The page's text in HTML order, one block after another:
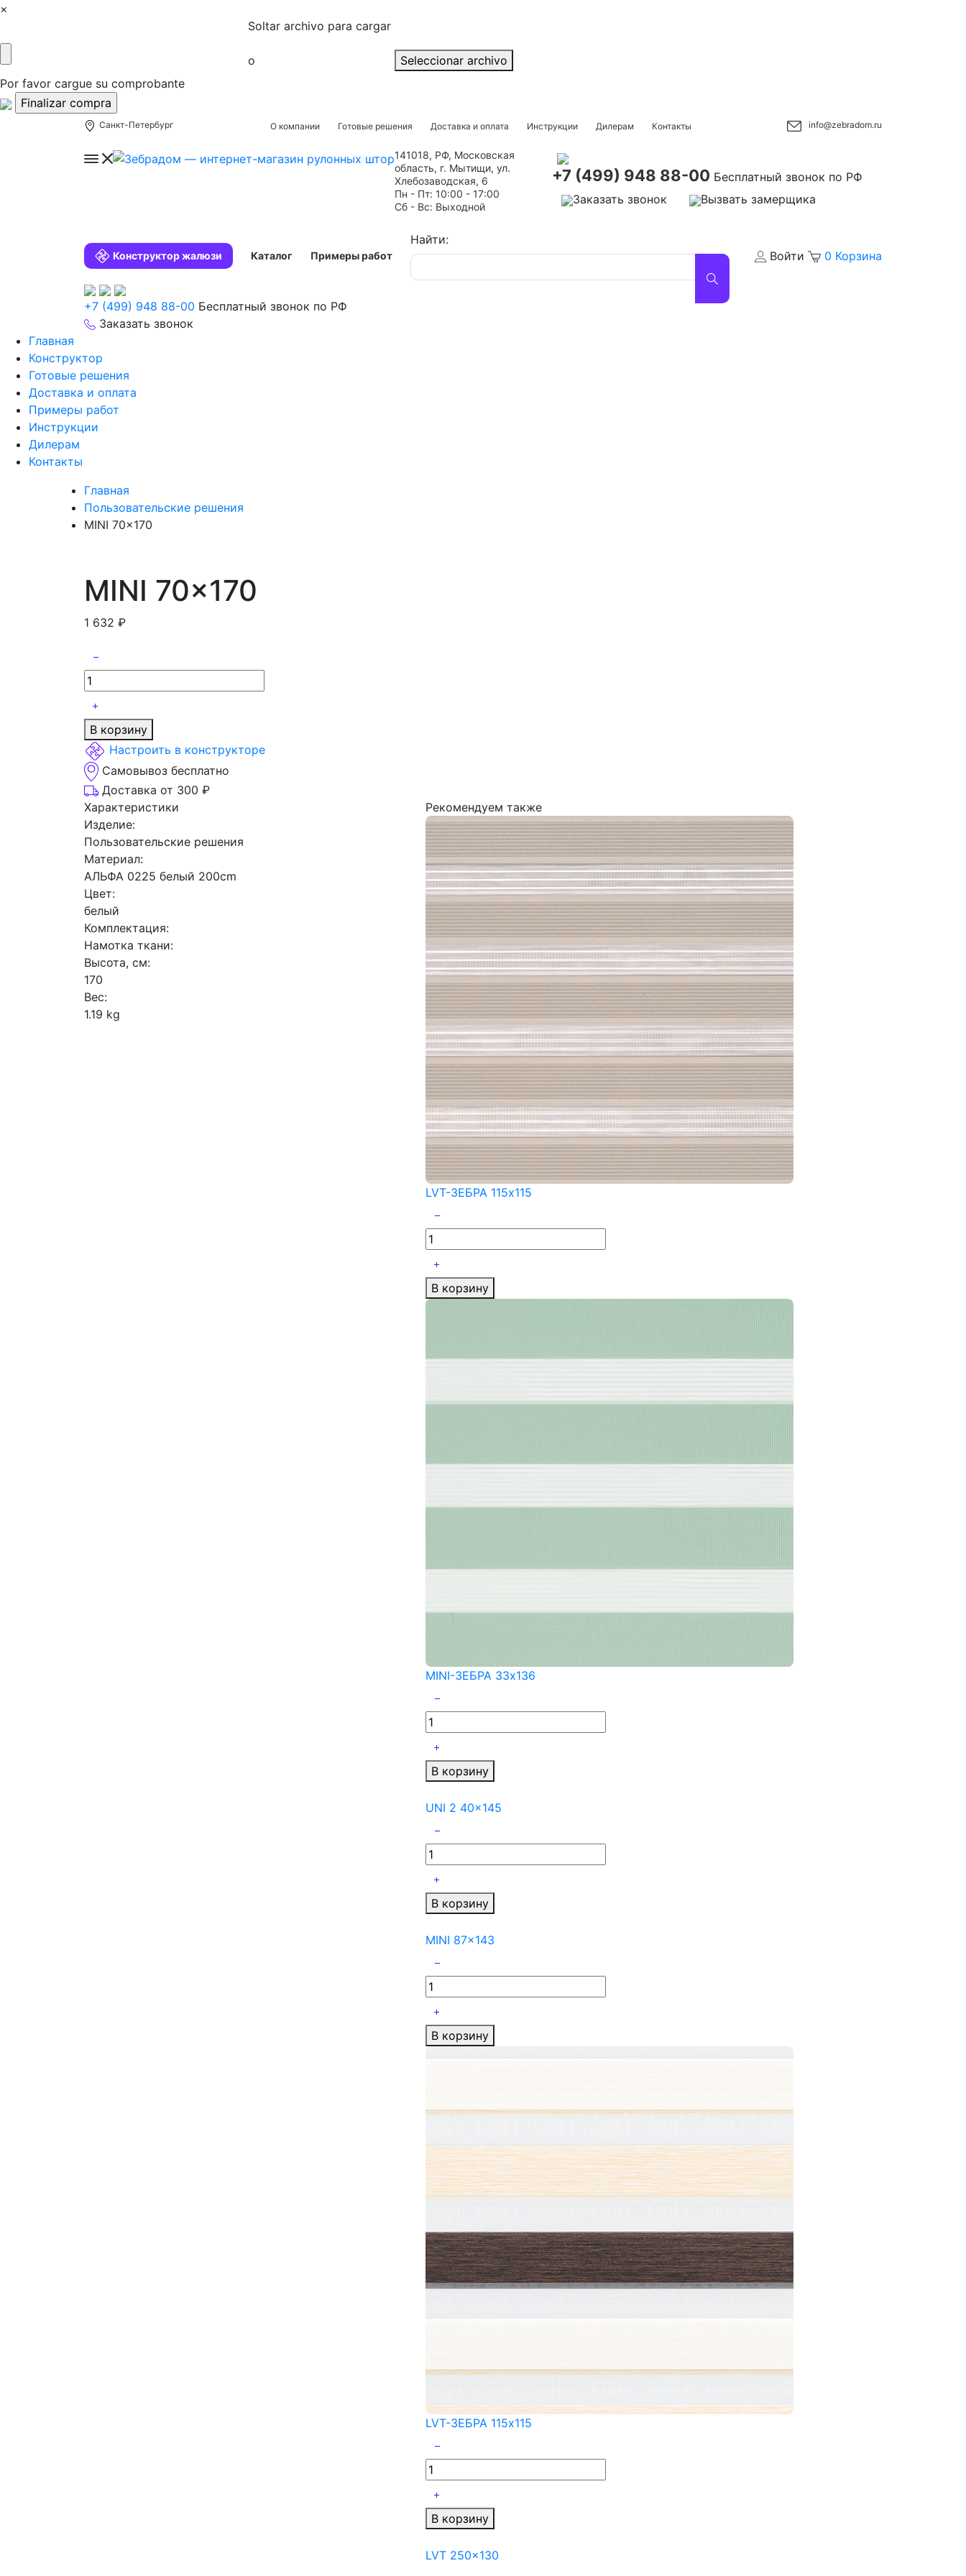
×
Soltar archivo para cargar
o
Seleccionar archivo
Por favor cargue su comprobante
Санкт-Петербург О компании Готовые решения Доставка и оплата Инструкции Дилерам Контакты info@zebradom.ru
141018, РФ, Московская
область, г. Мытищи, ул.
Хлебозаводская, 6
Пн - Пт: 10:00 - 17:00
Сб - Вс: Выходной
+7 (499) 948 88-00 Бесплатный звонок по РФ
Заказать звонок
Вызвать замерщика
Конструктор жалюзи Каталог Примеры работ
Найти:
Войти
0 Корзина
+7 (499) 948 88-00 Бесплатный звонок по РФ
Заказать звонок
Главная
Конструктор
Готовые решения
Доставка и оплата
Примеры работ
Инструкции
Дилерам
Контакты
Главная
Пользовательские решения
MINI 70×170
MINI 70×170
1 632 ₽
В корзину
Настроить в конструкторе
Самовывоз бесплатно
Доставка от 300 ₽
Характеристики
Изделие:
Пользовательские решения
Материал:
АЛЬФА 0225 белый 200cm
Цвет:
белый
Комплектация:
Намотка ткани:
Высота, см:
170
Вес:
1.19 kg
Рекомендуем также
LVT-ЗЕБРА 115x115
В корзину
MINI-ЗЕБРА 33x136
В корзину
UNI 2 40x145
В корзину
MINI 87x143
В корзину
LVT-ЗЕБРА 115x115
В корзину
LVT 250x130